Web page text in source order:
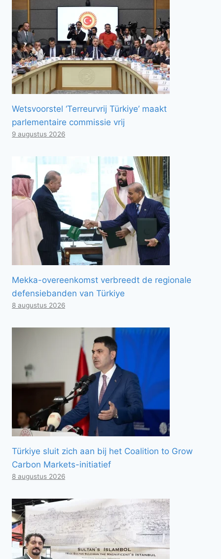
Wetsvoorstel ‘Terreurvrij Türkiye’ maakt
parlementaire commissie vrij
9 augustus 2026
Mekka-overeenkomst verbreedt de regionale
defensiebanden van Türkiye
8 augustus 2026
Türkiye sluit zich aan bij het Coalition to Grow
Carbon Markets-initiatief
8 augustus 2026